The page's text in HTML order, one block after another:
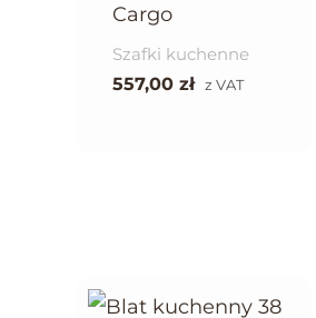
Cargo
Szafki kuchenne
557,00 zł z VAT